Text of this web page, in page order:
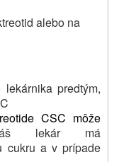
alebo na
predtým,
CSC môže
lekár má
cukru a v prípade